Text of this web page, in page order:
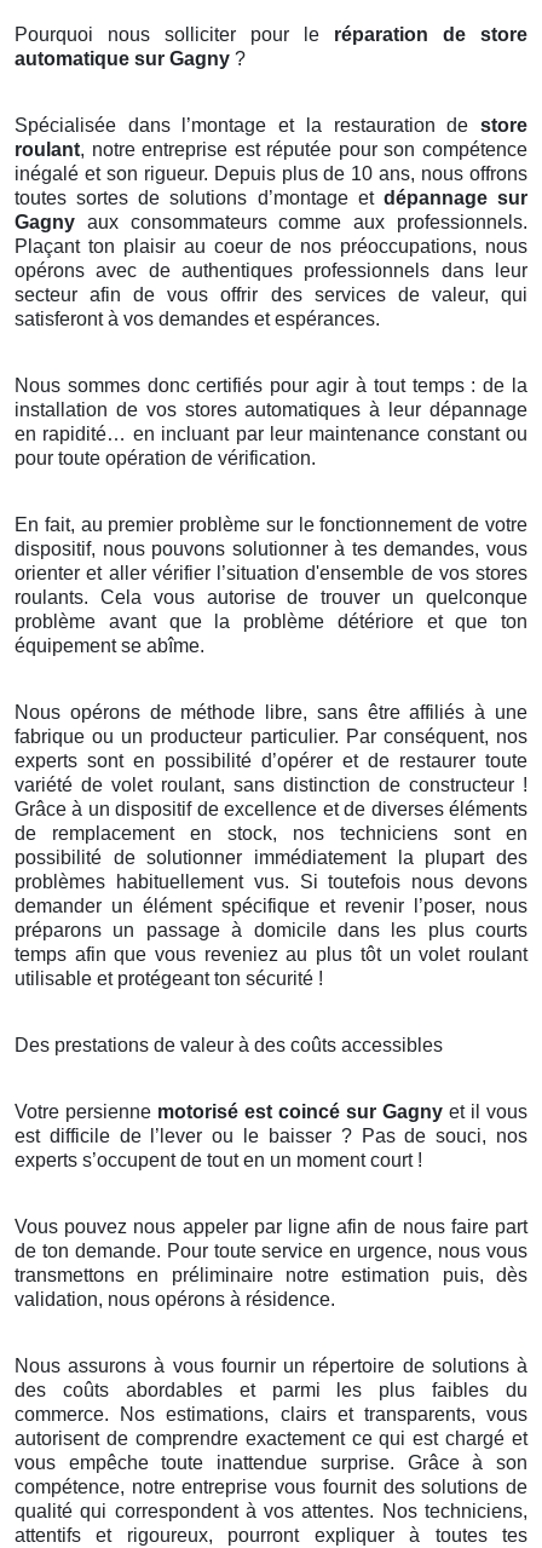
Pourquoi nous solliciter pour le réparation de store
automatique sur Gagny ?
Spécialisée dans l’montage et la restauration de store
roulant, notre entreprise est réputée pour son compétence
inégalé et son rigueur. Depuis plus de 10 ans, nous offrons
toutes sortes de solutions d’montage et dépannage sur
Gagny aux consommateurs comme aux professionnels.
Plaçant ton plaisir au coeur de nos préoccupations, nous
opérons avec de authentiques professionnels dans leur
secteur afin de vous offrir des services de valeur, qui
satisferont à vos demandes et espérances.
Nous sommes donc certifiés pour agir à tout temps : de la
installation de vos stores automatiques à leur dépannage
en rapidité… en incluant par leur maintenance constant ou
pour toute opération de vérification.
En fait, au premier problème sur le fonctionnement de votre
dispositif, nous pouvons solutionner à tes demandes, vous
orienter et aller vérifier l’situation d'ensemble de vos stores
roulants. Cela vous autorise de trouver un quelconque
problème avant que la problème détériore et que ton
équipement se abîme.
Nous opérons de méthode libre, sans être affiliés à une
fabrique ou un producteur particulier. Par conséquent, nos
experts sont en possibilité d’opérer et de restaurer toute
variété de volet roulant, sans distinction de constructeur !
Grâce à un dispositif de excellence et de diverses éléments
de remplacement en stock, nos techniciens sont en
possibilité de solutionner immédiatement la plupart des
problèmes habituellement vus. Si toutefois nous devons
demander un élément spécifique et revenir l’poser, nous
préparons un passage à domicile dans les plus courts
temps afin que vous reveniez au plus tôt un volet roulant
utilisable et protégeant ton sécurité !
Des prestations de valeur à des coûts accessibles
Votre persienne motorisé est coincé sur Gagny et il vous
est difficile de l’lever ou le baisser ? Pas de souci, nos
experts s’occupent de tout en un moment court !
Vous pouvez nous appeler par ligne afin de nous faire part
de ton demande. Pour toute service en urgence, nous vous
transmettons en préliminaire notre estimation puis, dès
validation, nous opérons à résidence.
Nous assurons à vous fournir un répertoire de solutions à
des coûts abordables et parmi les plus faibles du
commerce. Nos estimations, clairs et transparents, vous
autorisent de comprendre exactement ce qui est chargé et
vous empêche toute inattendue surprise. Grâce à son
compétence, notre entreprise vous fournit des solutions de
qualité qui correspondent à vos attentes. Nos techniciens,
attentifs et rigoureux, pourront expliquer à toutes tes